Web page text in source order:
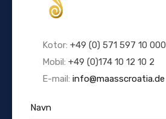
Kotor: +49 (0) 571 597 10 000
Mobil: +49 (0)174 10 12 10 2
E-mail: info@maasscroatia.de
Navn